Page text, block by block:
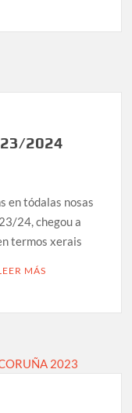
2024
en tódalas nosas
24, chegou a
termos xerais
MÁS